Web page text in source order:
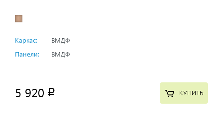
Каркас:
ВМДФ
Панели:
ВМДФ
5 920 p КУПИТЬ